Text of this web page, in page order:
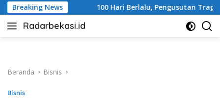
Langsung
ke
konten
Breaking News
100 Hari Berlalu, Pengusutan Tragedi Stasiun Bekasi Timur
Radarbekasi.id
Berita
Beranda
Bisnis
Bisnis